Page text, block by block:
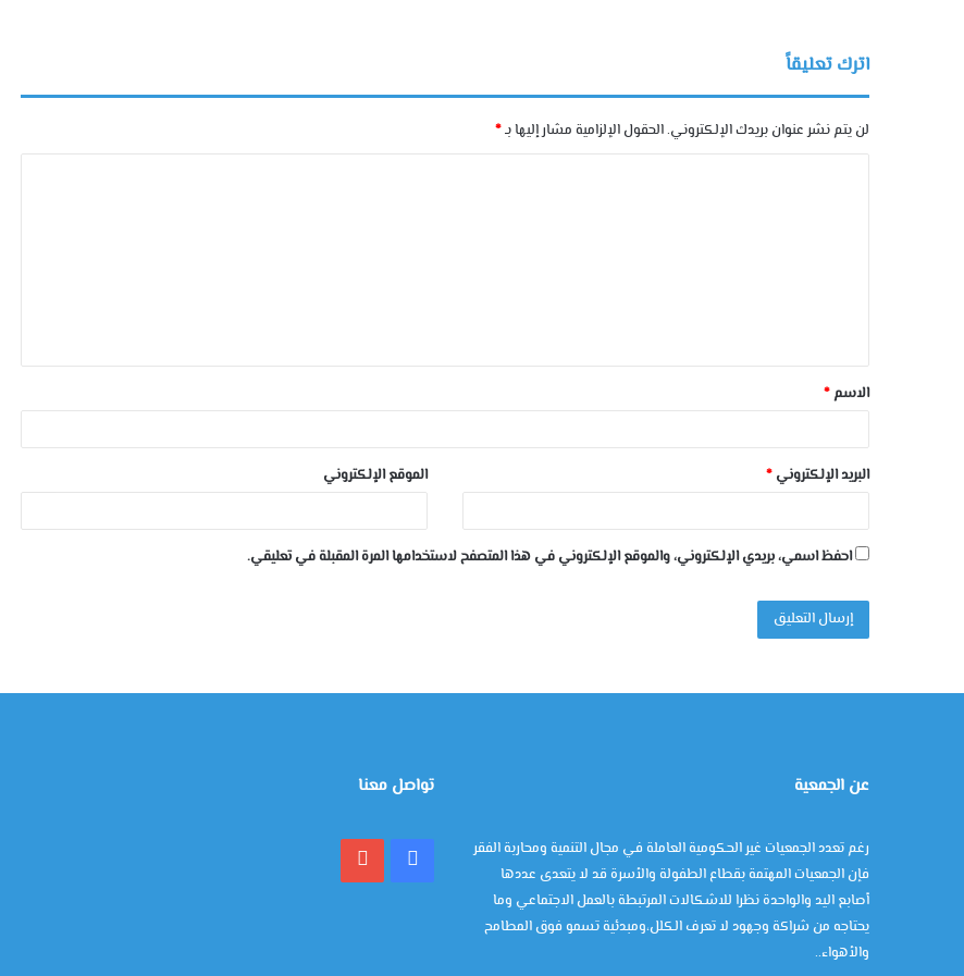
اترك تعليقاً
لن يتم نشر عنوان بريدك الإلكتروني.الحقول الإلزامية مشار إليها بـ*
الاسم*
البريد الإلكتروني * الموقع الإلكتروني
احفظ اسمي، بريدي الإلكتروني، والموقع الإلكتروني في هذا المتصفح لاستخدامها المرة المقبلة في تعليقي.
عن الجمعية
رغم تعدد الجمعيات غير الحكومية العاملة في مجال التنمية ومحاربة الفقر
فإن الجمعيات المهتمة بقطاع الطفولة والأسرة قد لا يتعدى عددها
أصابع اليد والواحدة نظرا للاشكالات المرتبطة بالعمل الاجتماعي وما
يحتاجه من شراكة وجهود لا تعرف الكلل،ومبدئية تسمو فوق المطامح
والأهواء..
تواصل معنا
فيسبوك